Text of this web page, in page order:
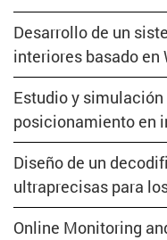
Desarrollo de un
interiores basado en
Estudio y
posicionamiento en
Diseño de un
ultraprecisas para
Online Monitoring